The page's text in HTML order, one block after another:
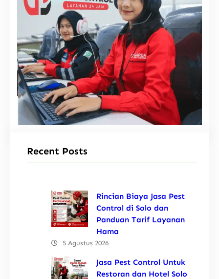
Recent Posts
Rincian Biaya Jasa Pest
Control di Solo dan
Panduan Tarif Layanan
Hama
5 Agustus 2026
Jasa Pest Control Untuk
Restoran dan Hotel Solo